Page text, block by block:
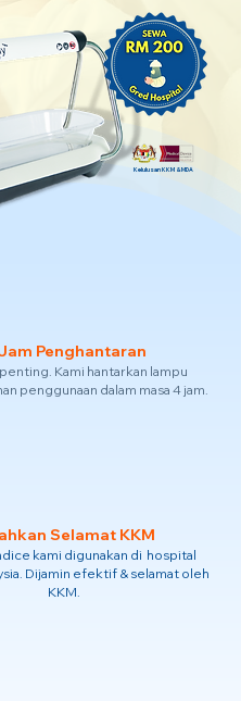
Kelulusan KKM & MDA
Penghantaran
penting. Kami hantarkan lampu
penggunaan dalam masa 4 jam.
Selamat KKM
kami digunakan di hospital
Dijamin efektif & selamat oleh
KKM.